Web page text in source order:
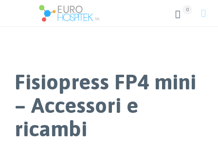
 0 
Fisiopress FP4 mini
– Accessori e
ricambi